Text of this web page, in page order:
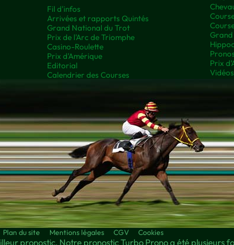
Fil d'infos
Arrivées et rapports Quintés
Grand National du Trot
Prix de l'Arc de Triomphe
Casino-Roulette
Prix d'Amérique
Editorial
Calendrier des Courses
Prix
Vidéos
Plan du site Mentions légales CGV Cookies
pronostic. Notre pronostic Turbo Prono a été plusieurs